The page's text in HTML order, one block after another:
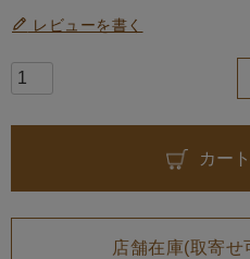
レビューを書く
カー
店舗在庫(取寄